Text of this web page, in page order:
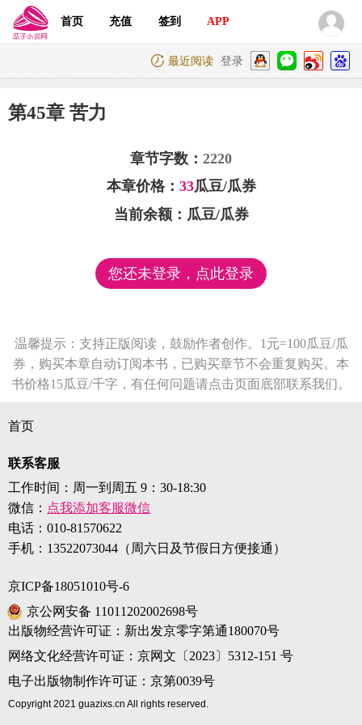
首页 充值 签到 APP
最近阅读 登录
第45章 苦力
章节字数： 2220
本章价格： 33瓜豆/瓜券
当前余额： 瓜豆/瓜券
您还未登录，点此登录
温馨提示：支持正版阅读，鼓励作者创作。1元=100瓜豆/瓜
券，购买本章自动订阅本书，已购买章节不会重复购买。本
书价格15瓜豆/千字，有任何问题请点击页面底部联系我们。
首页
联系客服
工作时间：周一到周五 9：30-18:30
微信： 点我添加客服微信
电话： 010-81570622
手机： 13522073044（周六日及节假日方便接通）
京ICP备18051010号-6
京公网安备 11011202002698号
出版物经营许可证：新出发京零字第通180070号
网络文化经营许可证：京网文〔2023〕5312-151 号
电子出版物制作许可证：京第0039号
Copyright 2021 guazixs.cn All rights reserved.